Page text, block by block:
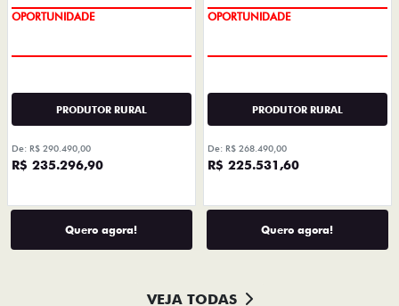
PREÇOS REDUZIDOS
PRODUTOR RURAL
De: R$ 290.490,00
R$ 235.296,90
Quero agora!
PREÇOS REDUZIDOS
PRODUTOR RURAL
De: R$ 268.490,00
R$ 225.531,60
Quero agora!
VEJA TODAS